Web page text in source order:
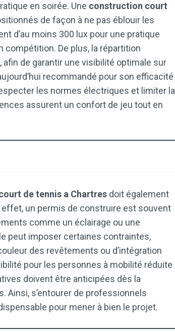
en soirée. Une construction court
de façon à ne pas éblouir les
d’au moins 300 lux pour une pratique
compétition. De plus, la répartition
afin de garantir une visibilité optimale sur
recommandé pour son efficacité
les normes électriques et limiter la
assurent un confort de jeu tout en
de tennis a Chartres doit également
un permis de construire est souvent
comme un éclairage ou une
peut imposer certaines contraintes,
des revêtements ou d’intégration
pour les personnes à mobilité réduite
doivent être anticipées dès la
Ainsi, s’entourer de professionnels
pour mener à bien le projet.